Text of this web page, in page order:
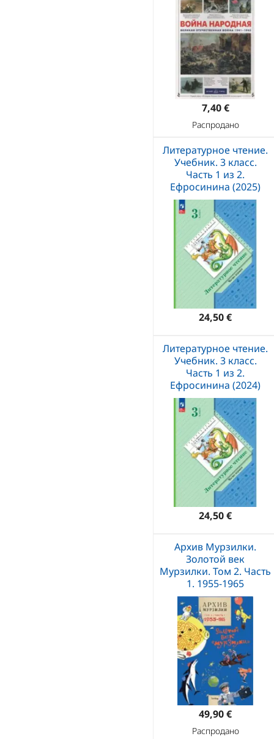
7,40 €
Распродано
Литературное чтение.
Учебник. 3 класс.
Часть 1 из 2.
Ефросинина (2025)
24,50 €
Литературное чтение.
Учебник. 3 класс.
Часть 1 из 2.
Ефросинина (2024)
24,50 €
Архив Мурзилки.
Золотой век
Мурзилки. Том 2. Часть
1. 1955-1965
49,90 €
Распродано